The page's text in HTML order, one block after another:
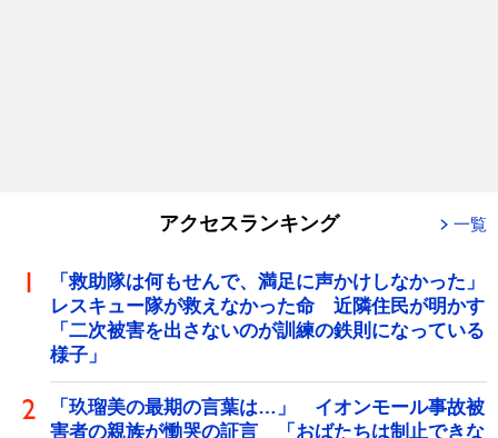
アクセスランキング 一覧
「救助隊は何もせんで、満足に声かけしなかった」
レスキュー隊が救えなかった命 近隣住民が明かす
「二次被害を出さないのが訓練の鉄則になっている
様子」
「玖瑠美の最期の言葉は…」 イオンモール事故被
害者の親族が慟哭の証言 「おばたちは制止できな